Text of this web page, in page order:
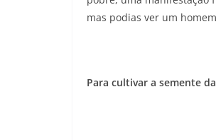
mas podias ver um
Para cultivar a semente